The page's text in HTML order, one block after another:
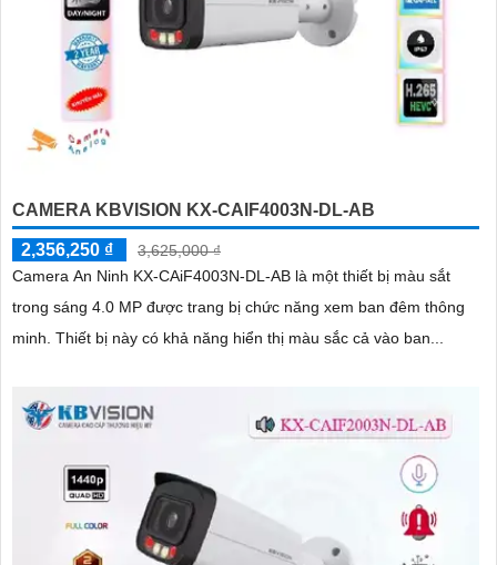
CAMERA KBVISION KX-CAIF4003N-DL-AB
2,356,250 ₫
3,625,000 ₫
Camera An Ninh KX-CAiF4003N-DL-AB là một thiết bị màu sắt
trong sáng 4.0 MP được trang bị chức năng xem ban đêm thông
minh. Thiết bị này có khả năng hiển thị màu sắc cả vào ban...